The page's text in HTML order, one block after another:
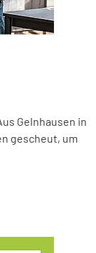
Gelnhausen in
gescheut, um